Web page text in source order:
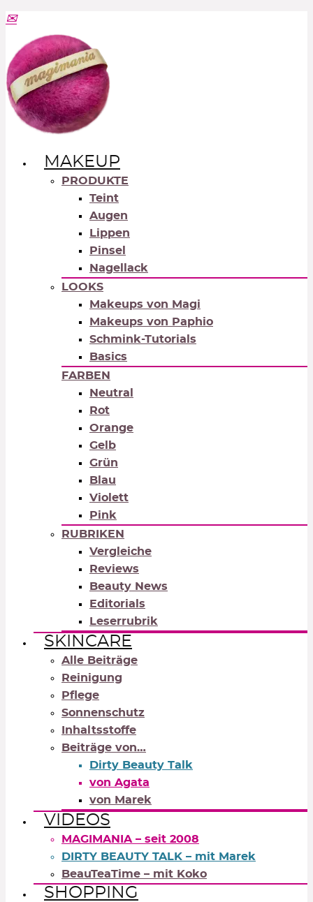
MAKEUP
PRODUKTE
Teint
Augen
Lippen
Pinsel
Nagellack
LOOKS
Makeups von Magi
Makeups von Paphio
Schmink-Tutorials
Basics
FARBEN
Neutral
Rot
Orange
Gelb
Grün
Blau
Violett
Pink
RUBRIKEN
Vergleiche
Reviews
Beauty News
Editorials
Leserrubrik
SKINCARE
Alle Beiträge
Reinigung
Pflege
Sonnenschutz
Inhaltsstoffe
Beiträge von…
Dirty Beauty Talk
von Agata
von Marek
VIDEOS
MAGIMANIA – seit 2008
DIRTY BEAUTY TALK – mit Marek
BeauTeaTime – mit Koko
SHOPPING